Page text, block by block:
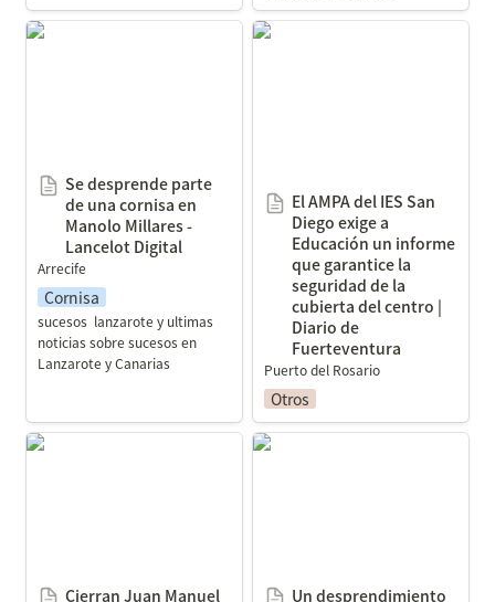
Se desprende parte de
Se desprende parte
de una cornisa en
Manolo Millares -
Lancelot Digital
Arrecife
Cornisa
sucesos  lanzarote y ultimas
noticias sobre sucesos en
Lanzarote y Canarias
El AMPA del IES San
El AMPA del IES San
Diego exige a
Educación un informe
que garantice la
seguridad de la
cubierta del centro |
Diario de
Fuerteventura
Puerto del Rosario
Otros
Cierran Juan Manuel
Cierran Juan Manuel
Un desprendimiento de
Un desprendimiento